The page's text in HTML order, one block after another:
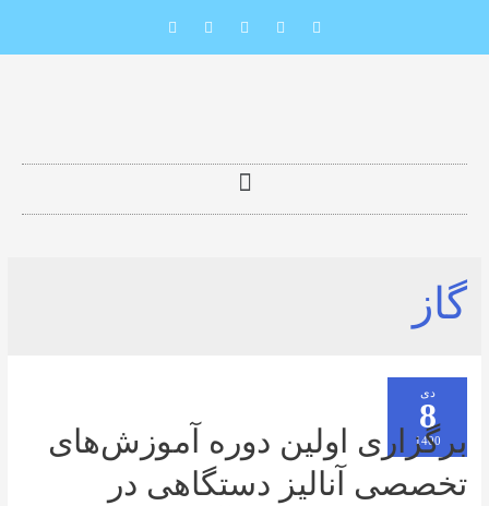
اولین دوره آموزش‌های
آنالیز دستگاهی در